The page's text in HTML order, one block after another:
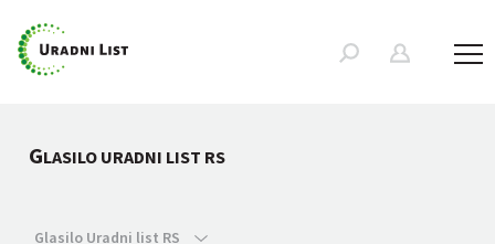
GLASILO URADNI LIST RS
Glasilo Uradni list RS